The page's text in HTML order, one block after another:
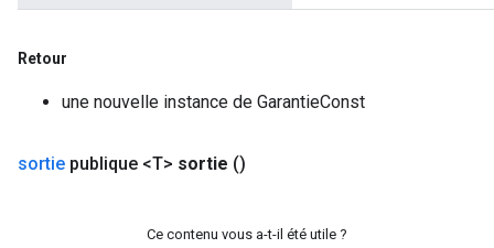
Retour
une nouvelle instance de GarantieConst
sortie publique <T> sortie ()
Ce contenu vous a-t-il été utile ?